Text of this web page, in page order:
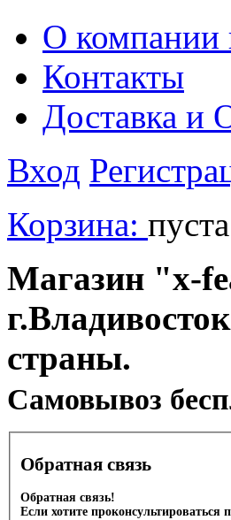
О компании
Контакты
Доставка и
Вход
Корзина: пуста
Магазин "x-
страны.
Cамовывоз
Обратная связь
Обратная связь!
Если хотите